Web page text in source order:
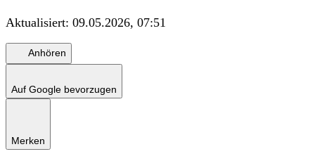
Aktualisiert: 09.05.2026, 07:51
Anhören
Auf Google bevorzugen
Merken